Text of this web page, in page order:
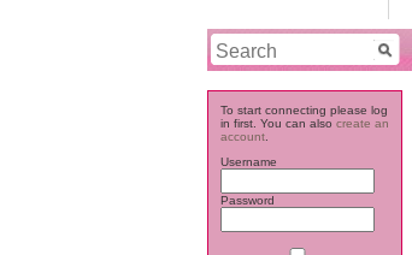
To start connecting please log
in first. You can also create an
account
Username
Password